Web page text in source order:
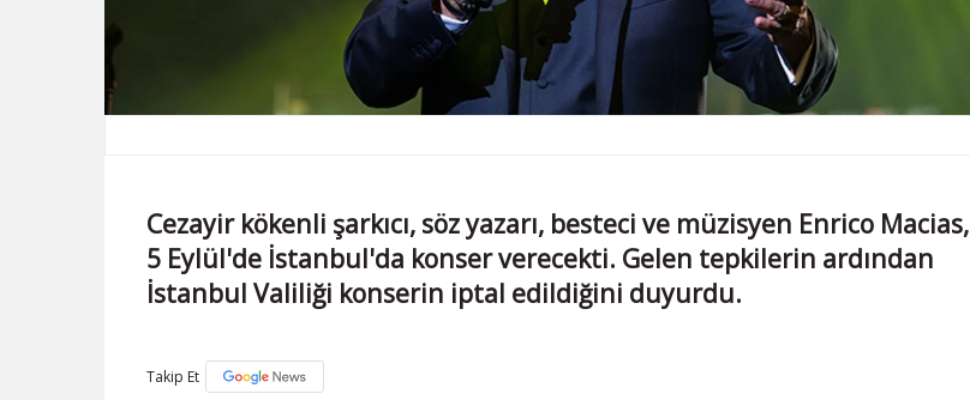
Cezayir kökenli şarkıcı, söz yazarı, besteci ve müzisyen Enrico Macias,
5 Eylül'de İstanbul'da konser verecekti. Gelen tepkilerin ardından
İstanbul Valiliği konserin iptal edildiğini duyurdu.
Takip Et